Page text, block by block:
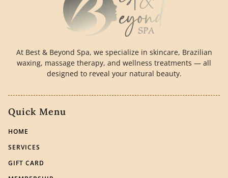
At Best & Beyond Spa, we specialize in skincare, Brazilian
waxing, massage therapy, and wellness treatments — all
designed to reveal your natural beauty.
Quick Menu
HOME
SERVICES
GIFT CARD